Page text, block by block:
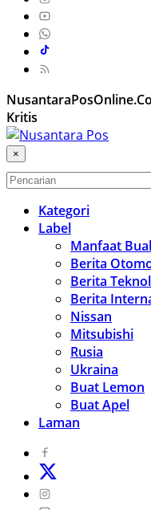
Kritis
×
Kategori
Label
Manfaat
Berita
Berita
Berita
Nissan
Mitsubishi
Rusia
Ukraina
Buat Lemon
Buat Apel
Laman